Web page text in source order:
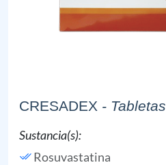
CRESADEX - Tabletas
Sustancia(s):
Rosuvastatina